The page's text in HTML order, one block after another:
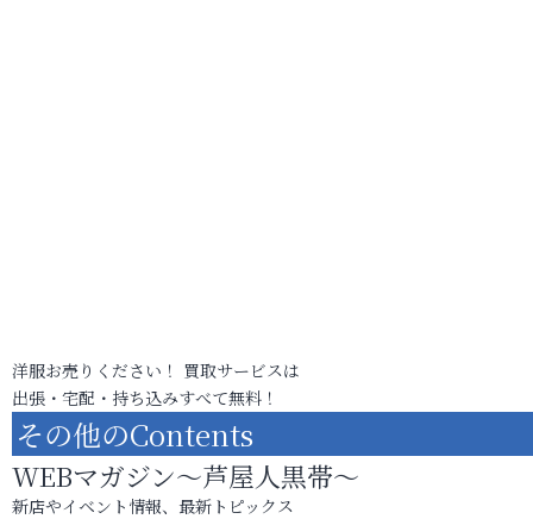
洋服お売りください！ 買取サービスは
出張・宅配・持ち込みすべて無料！
その他のContents
WEBマガジン～芦屋人黒帯～
新店やイベント情報、最新トピックス